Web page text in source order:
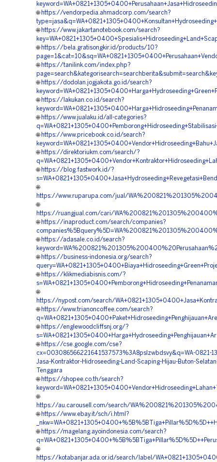
🌐 https://vendorpedia.ahmadcorp.com/search?
🌐 https://www.jakartanotebook.com/search?
🌐 https://bela.gratisongkir.id/products/10?
🌐 https://tanilink.com/index.php?
🌐 https://dodolan.jogjakota.go.id/search?
🌐 https://lakukan.co.id/search?
🌐 https://www.jualaku.id/all-categories?
🌐 https://www.pricebook.co.id/search?
🌐 https://direktoriukm.com/search/?
🌐 https://blog.fastwork.id/?
🌐
https://www.ruparupa.com/jual/
🌐
https://ruangjual.com/cari/
🌐 https://inaproduct.com/search/companies?
🌐 https://adasale.co.id/search?
🌐 https://business-indonesia.org/search?
🌐 https://klikmediabisnis.com/?
🌐
https://nypost.com/search/
🌐 https://www.trianoncoffee.com/search?
🌐 https://englewoodcliffsnj.org/?
🌐 https://cse.google.com/cse?
cx=003086566221641537573%3A8pslzwbdsvy&q=WA-0821-
Jasa-Kontraktor-Hidroseeding-Land-Scaping-Hijau-Buton-
Tenggara
🌐 https://shopee.co.th/search?
🌐
https://au.carousell.com/search/
🌐 https://www.ebay.it/sch/i.html?
🌐 https://magelang.ayoindonesia.com/search?
🌐
https://kotabanjar.ada.or.id/search/label/